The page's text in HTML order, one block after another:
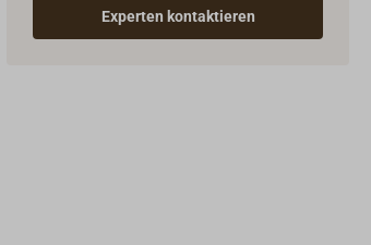
Experten kontaktieren